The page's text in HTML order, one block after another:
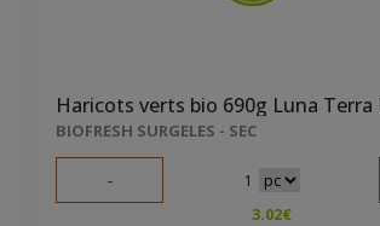
Haricots verts bio 690g Luna
BIOFRESH SURGELES - SEC
- 1
3.02€